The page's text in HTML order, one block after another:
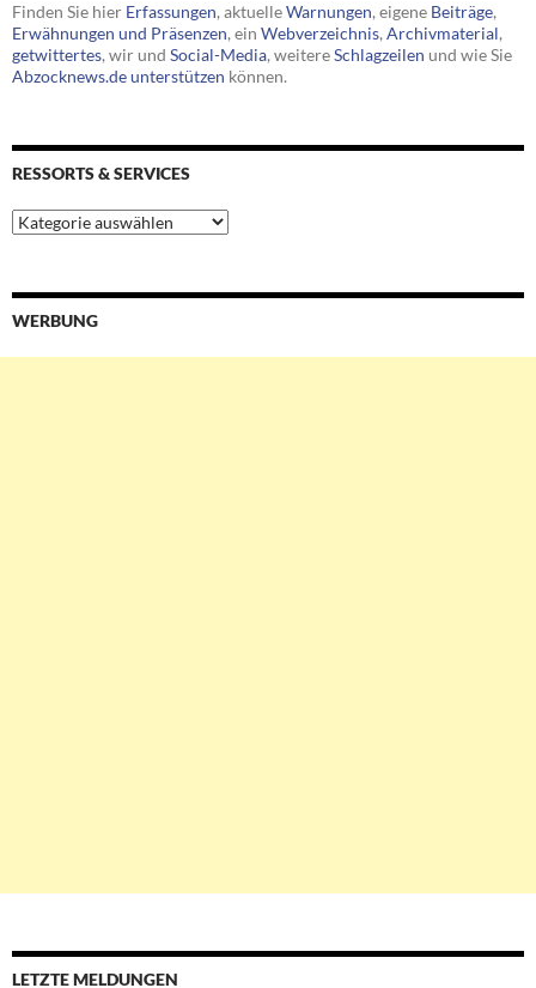
Finden Sie hier Erfassungen, aktuelleWarnungen, eigene Beiträge,
Erwähnungen und Präsenzen, ein Webverzeichnis, Archivmaterial,
getwittertes, wir und Social-Media, weitereSchlagzeilen und wie Sie
Abzocknews.de unterstützen können.
RESSORTS & SERVICES
Ressorts
&
WERBUNG
LETZTE MELDUNGEN